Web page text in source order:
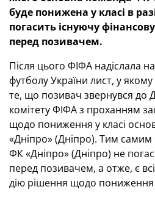
буде понижена у класі в
погасить існуючу
перед позивачем.
Після цього ФІФА надіслала
футболу України лист, у
те, що позивач звернувся до
комітету ФІФА з проханням
щодо пониження у класі
«Дніпро» (Дніпро). Тим
ФК «Дніпро» (Дніпро) не
перед позивачем, а отже, є
дію рішення щодо пониження